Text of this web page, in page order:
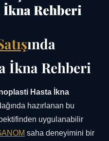
Rehberi
ında
İkna Rehberi
Hasta İkna
hazırlanan bu
uygulanabilir
saha deneyimini bir